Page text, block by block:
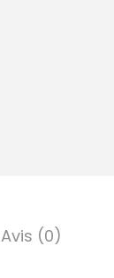
Avis (0)